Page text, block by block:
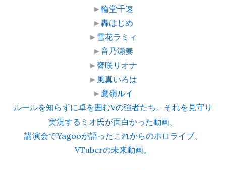
►輪堂千速
►轟はじめ
► 雪花ラミィ
►音乃瀬奏
►響咲リオナ
► 風真いろは
► 鷹嶺ルイ
ルールを知らずに卓を囲むVの強者たち。それを見守り
実況するミオ氏が面白かった動画。
講演会でYagooが語ったこれからのホロライブ、
VTuberの未来動画。